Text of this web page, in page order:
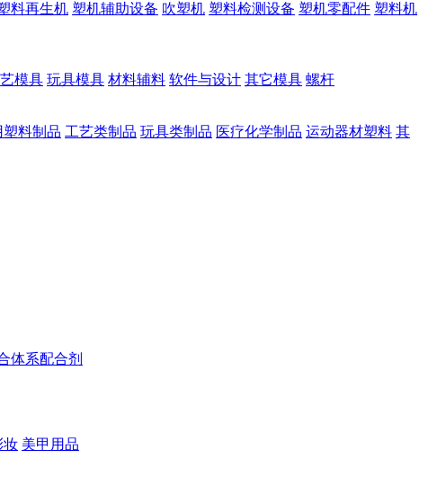
料再生机 塑机辅助设备 吹塑机 塑料检测设备 塑机零配件 塑料机
模具 玩具模具 材料辅料 软件与设计 其它模具 螺杆
料制品 工艺类制品 玩具类制品 医疗化学制品 运动器材塑料 其
体系配合剂
妆 美甲用品